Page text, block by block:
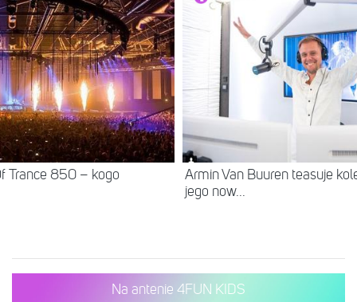
Trance 850 – kogo
Armin Van Buuren teasuje
jego now...
Na antenie 4FUN KIDS